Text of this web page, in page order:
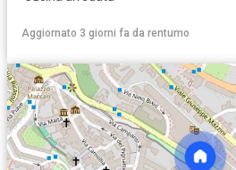
Aggiornato 3 giorni fa da rentumo